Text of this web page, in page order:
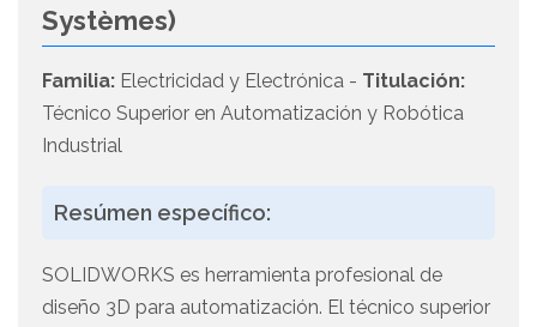
Systèmes)
Familia: Electricidad y Electrónica - Titulación:
Técnico Superior en Automatización y Robótica
Industrial
Resúmen específico:
SOLIDWORKS es herramienta profesional de
diseño 3D para automatización. El técnico superior